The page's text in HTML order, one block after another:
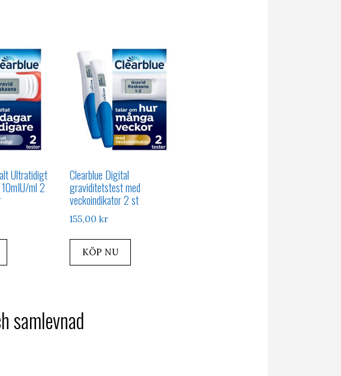
Ultratidigt
ml 2
Clearblue Digital
graviditetstest med
veckoindikator 2 st
155,00kr
KÖP NU
samlevnad